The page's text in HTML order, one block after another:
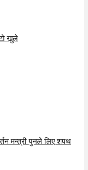
खुले
मन्त्री पुनले लिए शपथ